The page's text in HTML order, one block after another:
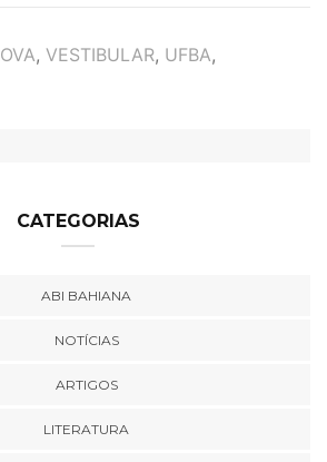
, VESTIBULAR, UFBA,
CATEGORIAS
ABI BAHIANA
NOTÍCIAS
ARTIGOS
LITERATURA